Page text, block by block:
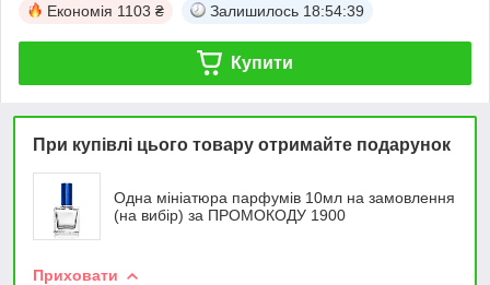
Економія 1103 ₴ Залишилось 18:54:39
Купити
При купівлі цього товару отримайте подарунок
Одна мініатюра парфумів 10мл на замовлення
(на вибір) за ПРОМОКОДУ 1900
Приховати